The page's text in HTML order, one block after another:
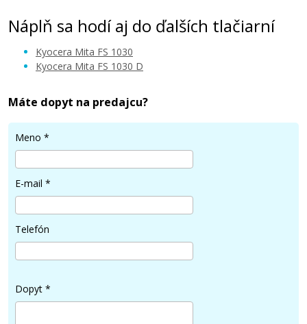
Náplň sa hodí aj do ďalších tlačiarní
Kyocera Mita FS 1030
Kyocera Mita FS 1030 D
Máte dopyt na predajcu?
Meno *
E-mail *
Telefón
Dopyt *